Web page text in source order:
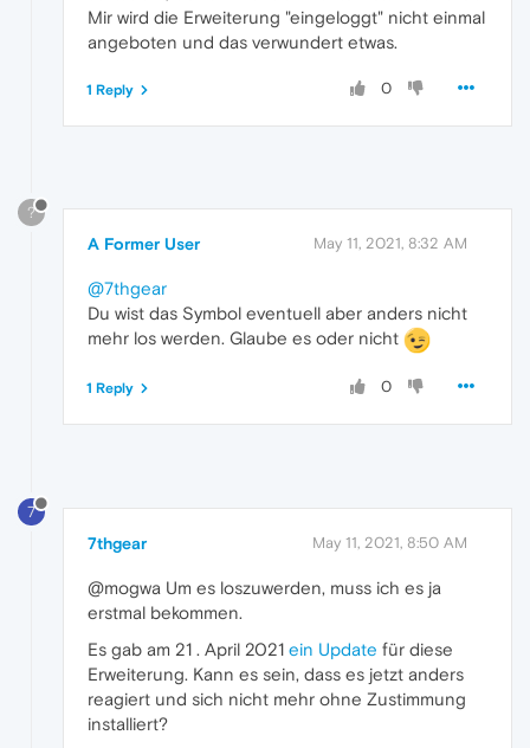
Mir wird die Erweiterung "eingeloggt" nicht einmal
angeboten und das verwundert etwas.
0
1 Reply
?
A Former User May 11, 2021, 8:32 AM
@7thgear
Du wist das Symbol eventuell aber anders nicht
mehr los werden. Glaube es oder nicht
0
1 Reply
7
7thgear May 11, 2021, 8:50 AM
@mogwa Um es loszuwerden, muss ich es ja
erstmal bekommen.
Es gab am 21 . April 2021 ein Update für diese
Erweiterung. Kann es sein, dass es jetzt anders
reagiert und sich nicht mehr ohne Zustimmung
installiert?